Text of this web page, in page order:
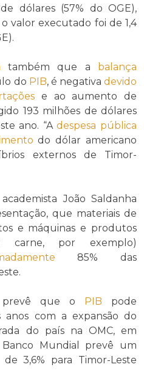
dólares (57% do OGE),
valor executado foi de 1,4
também que a balança
do PIB, é negativa devido
e ao aumento de
193 milhões de dólares
ano. “Adespesa pública
do dólar americano
externos de Timor-
João Saldanha
que materiais de
e máquinas e produtos
carne, por exemplo)
85% das
que o PIB pode
anos com a expansão do
do país na OMC, em
Mundial prevê um
3,6% para Timor-Leste